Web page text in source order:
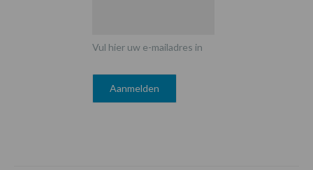
Vul hier uw e-mailadres in